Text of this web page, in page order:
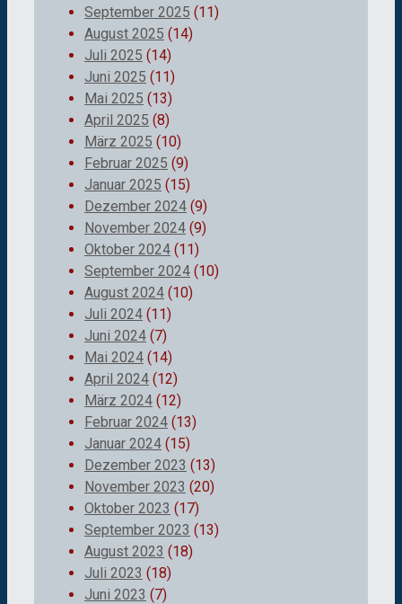
September 2025 (11)
August 2025 (14)
Juli 2025 (14)
Juni 2025 (11)
Mai 2025 (13)
April 2025 (8)
März 2025 (10)
Februar 2025 (9)
Januar 2025 (15)
Dezember 2024 (9)
November 2024 (9)
Oktober 2024 (11)
September 2024 (10)
August 2024 (10)
Juli 2024 (11)
Juni 2024 (7)
Mai 2024 (14)
April 2024 (12)
März 2024 (12)
Februar 2024 (13)
Januar 2024 (15)
Dezember 2023 (13)
November 2023 (20)
Oktober 2023 (17)
September 2023 (13)
August 2023 (18)
Juli 2023 (18)
Juni 2023 (7)